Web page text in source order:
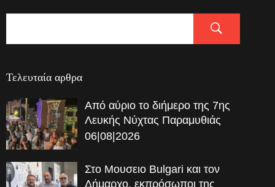
Τελευταία αρθρα
Από αύριο το διήμερο της 7ης
Λευκής Νύχτας Παραμυθιάς
06|08|2026
Στο Μουσειο Bulgari και τον
Δήμαρχο, εκπρόσωποι της